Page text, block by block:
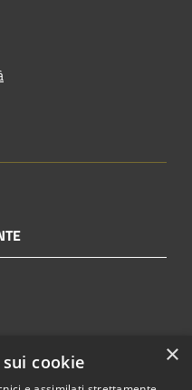
×
cookie